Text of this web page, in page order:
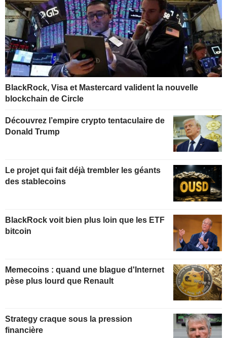
BlackRock, Visa et Mastercard valident la nouvelle
blockchain de Circle
Découvrez l’empire crypto tentaculaire de
Donald Trump
Le projet qui fait déjà trembler les géants
des stablecoins
BlackRock voit bien plus loin que les ETF
bitcoin
Memecoins : quand une blague d'Internet
pèse plus lourd que Renault
Strategy craque sous la pression
financière